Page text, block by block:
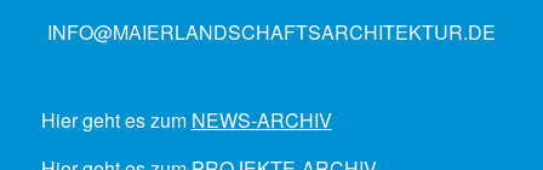
INFO@MAIERLANDSCHAFTSARCHITEKTUR.DE
Hier geht es zum NEWS-ARCHIV